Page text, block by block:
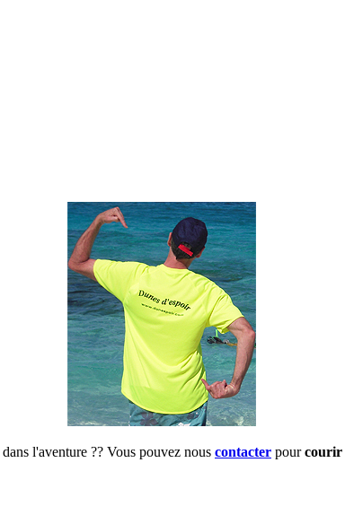
dans l'aventure ?? Vous pouvez nous contacter pourcourir